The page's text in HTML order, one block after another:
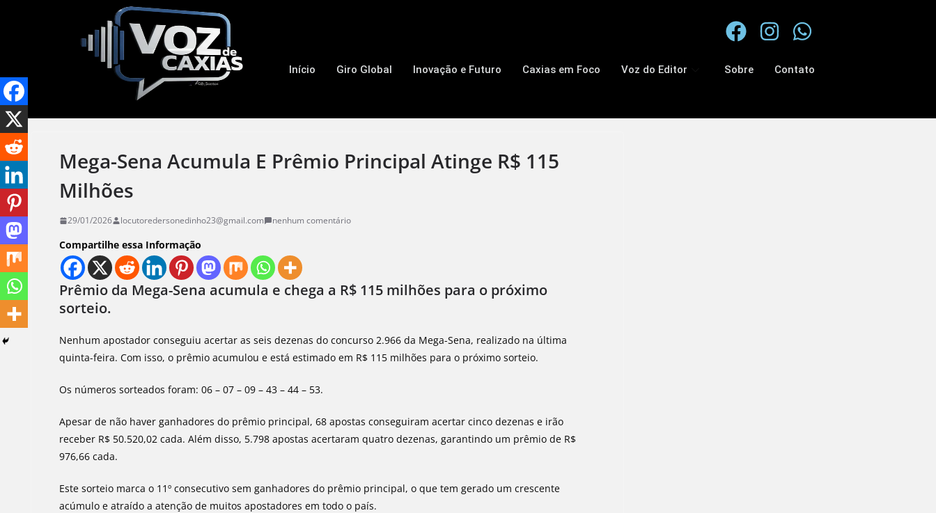
Início Giro Global Inovação e Futuro Caxias em Foco Voz do Editor Sobre Contato
Mega-Sena Acumula E Prêmio Principal Atinge R$ 115
Milhões
29/01/2026 locutoredersonedinho23@gmail.com nenhum comentário
Compartilhe essa Informação
Prêmio da Mega-Sena acumula e chega a R$ 115 milhões para o próximo
sorteio.
Nenhum apostador conseguiu acertar as seis dezenas do concurso 2.966 da Mega-Sena, realizado na última
quinta-feira. Com isso, o prêmio acumulou e está estimado em R$ 115 milhões para o próximo sorteio.
Os números sorteados foram: 06 – 07 – 09 – 43 – 44 – 53.
Apesar de não haver ganhadores do prêmio principal, 68 apostas conseguiram acertar cinco dezenas e irão
receber R$ 50.520,02 cada. Além disso, 5.798 apostas acertaram quatro dezenas, garantindo um prêmio de R$
976,66 cada.
Este sorteio marca o 11º consecutivo sem ganhadores do prêmio principal, o que tem gerado um crescente
acúmulo e atraído a atenção de muitos apostadores em todo o país.